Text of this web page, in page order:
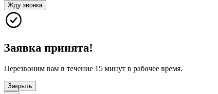
Жду звонка
Заявка принята!
Перезвоним вам в течение 15 минут в рабочее время.
Закрыть